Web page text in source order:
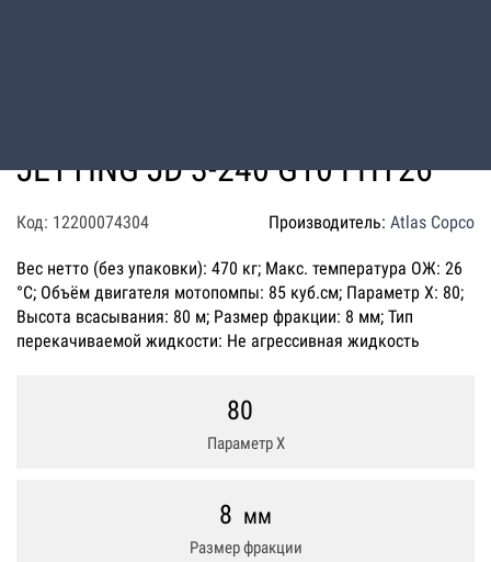
JETTING JD 3-240 G10 FHT26
Код: 12200074304 Производитель: Atlas Copco
Вес нетто (без упаковки): 470 кг; Макс. температура ОЖ: 26
°C; Объём двигателя мотопомпы: 85 куб.см; Параметр Х: 80;
Высота всасывания: 80 м; Размер фракции: 8 мм; Тип
перекачиваемой жидкости: Не агрессивная жидкость
80
Параметр Х
8 мм
Размер фракции